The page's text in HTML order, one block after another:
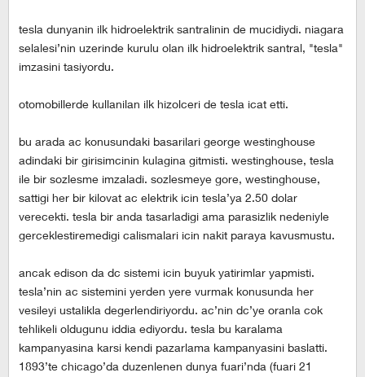
tesla dunyanin ilk hidroelektrik santralinin de mucidiydi. niagara
selalesi’nin uzerinde kurulu olan ilk hidroelektrik santral, "tesla"
imzasini tasiyordu.
otomobillerde kullanilan ilk hizolceri de tesla icat etti.
bu arada ac konusundaki basarilari george westinghouse
adindaki bir girisimcinin kulagina gitmisti. westinghouse, tesla
ile bir sozlesme imzaladi. sozlesmeye gore, westinghouse,
sattigi her bir kilovat ac elektrik icin tesla’ya 2.50 dolar
verecekti. tesla bir anda tasarladigi ama parasizlik nedeniyle
gerceklestiremedigi calismalari icin nakit paraya kavusmustu.
ancak edison da dc sistemi icin buyuk yatirimlar yapmisti.
tesla’nin ac sistemini yerden yere vurmak konusunda her
vesileyi ustalikla degerlendiriyordu. ac’nin dc’ye oranla cok
tehlikeli oldugunu iddia ediyordu. tesla bu karalama
kampanyasina karsi kendi pazarlama kampanyasini baslatti.
1893’te chicago’da duzenlenen dunya fuari’nda (fuari 21